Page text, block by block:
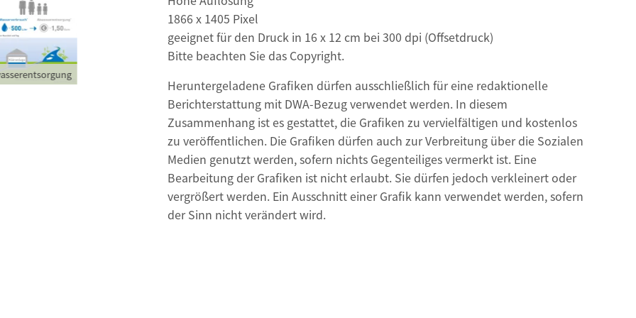
1866 x 1405 Pixel
geeignet für den Druck in 16 x 12 cm bei 300 dpi (Offsetdruck)
Bitte beachten Sie das Copyright.
Heruntergeladene Grafiken dürfen ausschließlich für eine redaktionelle
Berichterstattung mit DWA-Bezug verwendet werden. In diesem
Zusammenhang ist es gestattet, die Grafiken zu vervielfältigen und kostenlos
zu veröffentlichen. Die Grafiken dürfen auch zur Verbreitung über die Sozialen
Medien genutzt werden, sofern nichts Gegenteiliges vermerkt ist. Eine
Bearbeitung der Grafiken ist nicht erlaubt. Sie dürfen jedoch verkleinert oder
vergrößert werden. Ein Ausschnitt einer Grafik kann verwendet werden, sofern
der Sinn nicht verändert wird.